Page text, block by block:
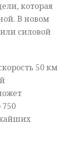
которая
В новом
силовой
50 км